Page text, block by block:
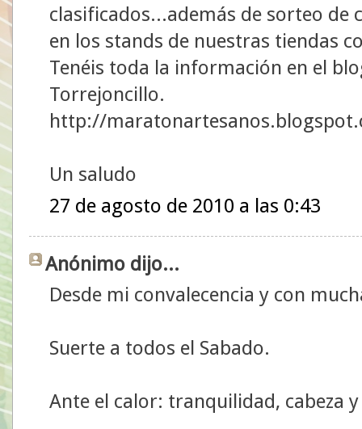
clasificados...además de sorteo de
en los stands de nuestras tiendas
Tenéis toda la información en el
Torrejoncillo.
http://
Un saludo
27 de agosto de 2010 a las 0:43
Anónimo dijo...
Desde mi convalecencia y con
Suerte a todos el Sabado.
Ante el calor: tranquilidad, cabeza